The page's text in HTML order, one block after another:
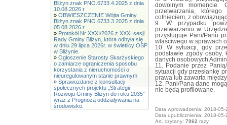
Bliżyn znak PNO.6733.4.2025 z dnia
10.08.2026 r.
» OBWIESZCZENIE Wójta Gminy
Bliżyn znak PNO.6733.3.2025 z dnia
05.08.2026 r.
» Protokół Nr XXXI/2026 z XXXI sesji
Rady Gminy Bliżyn, która odbyła się
w dniu 29 lipca 2026r. w świetlicy OSP
w Bliżynie.
» Ogłoszenie Starosty Skarżyskiego
o zamiarze ograniczenia sposobu
korzystania z nieruchomości o
nieuregulowanym stanie prawnym
» Sprawozdanie z konsultacji
społecznych projektu „Strategii
Rozwoju Gminy Bliżyn do roku 2035”
wraz z Prognozą oddziaływania na
środowisko.
dowolnym
przetwarzania,
cofnięciem, z
9. W przypadku
przetwarzaniu w
przysługuje Pani/Panu
właściwego w sprawach
10. W sytuacji, gdy
podstawie zgody osoby,
danych osobowych
11. Podanie przez
sytuacji gdy przesłankę
prawa lub zawarta
12. Pani/Pana dane
nie będą profilowane.
Data wprowadzenia: 2018-05-
Data upublicznienia: 2018-05-
Art. czytany: 7962 razy